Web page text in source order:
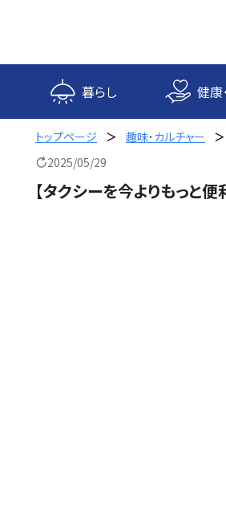
ス
プ
暮らし 健康
トップページ 趣味・カルチャー
2025/05/29
【タクシーを今よりもっと便